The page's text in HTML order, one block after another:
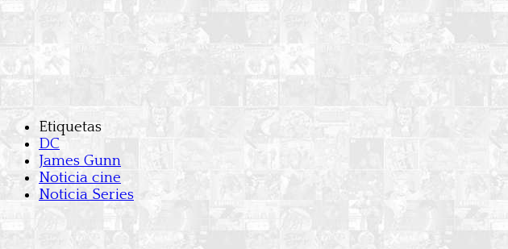
Etiquetas
DC
James Gunn
Noticia cine
Noticia Series